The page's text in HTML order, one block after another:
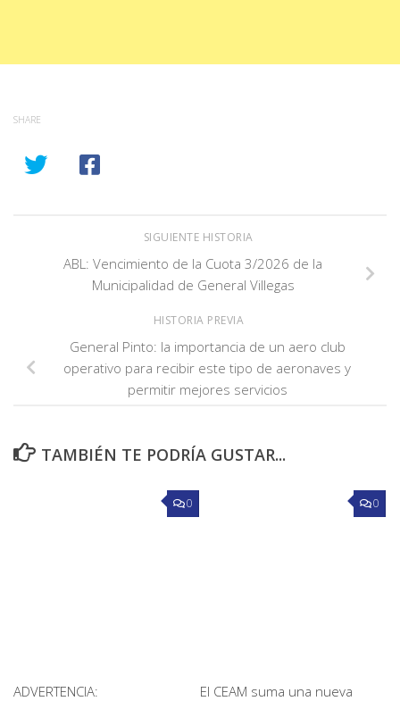
SHARE
SIGUIENTE HISTORIA
ABL: Vencimiento de la Cuota 3/2026 de la
Municipalidad de General Villegas
HISTORIA PREVIA
General Pinto: la importancia de un aero club
operativo para recibir este tipo de aeronaves y
permitir mejores servicios
TAMBIÉN TE PODRÍA GUSTAR...
0
ADVERTENCIA:
0
El CEAM suma una nueva